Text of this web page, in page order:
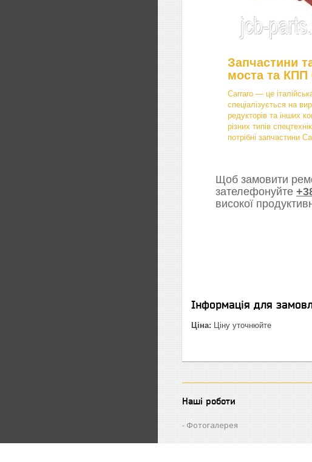
Запчастини
моста та КПП
Carraro — це
спеціалізується на
редукторів та інших
різних типів
потрібні запчастини
Щоб замовити
зателефонуйте
високої
Інформація для
Ціна: Ціну уточнюйте
Наші роботи
Фотогалерея